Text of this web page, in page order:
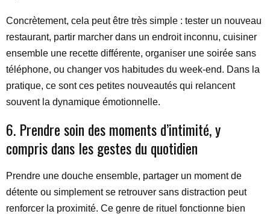
Concrètement, cela peut être très simple : tester un nouveau
restaurant, partir marcher dans un endroit inconnu, cuisiner
ensemble une recette différente, organiser une soirée sans
téléphone, ou changer vos habitudes du week-end. Dans la
pratique, ce sont ces petites nouveautés qui relancent
souvent la dynamique émotionnelle.
6. Prendre soin des moments d’intimité, y
compris dans les gestes du quotidien
Prendre une douche ensemble, partager un moment de
détente ou simplement se retrouver sans distraction peut
renforcer la proximité. Ce genre de rituel fonctionne bien